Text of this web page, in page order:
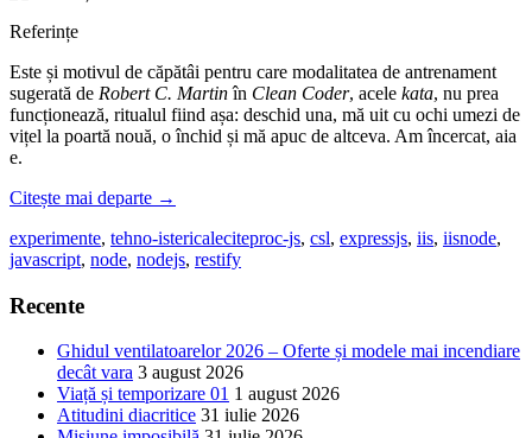
Referințe
Este și motivul de căpătâi pentru care modalitatea de antrenament
sugerată de Robert C. Martinîn Clean Coder, acele kata, nu prea
funcționează, ritualul fiind așa: deschid una, mă uit cu ochi umezi de
vițel la poartă nouă, o închid și mă apuc de altceva. Am încercat, aia
e.
Citește mai departe →
experimente, tehno-istericaleciteproc-js, csl, expressjs, iis, iisnode,
javascript, node, nodejs, restify
Recente
Ghidul ventilatoarelor 2026 – Oferte și modele mai incendiare
decât vara 3 august 2026
Viață și temporizare 01 1 august 2026
Atitudini diacritice 31 iulie 2026